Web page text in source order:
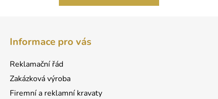
Informace pro vás
Reklamační řád
Zakázková výroba
Firemní a reklamní kravaty